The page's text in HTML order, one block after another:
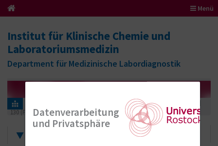
Menü
Institut für Klinische Chemie und
Laboratoriumsmedizin
Department für Medizinische Labordiagnostik
Ringversuchszertifikate
130 (Fäkal Diagnostik 01)
2017
Zertifikate
Datenverarbeitung
und Privatsphäre